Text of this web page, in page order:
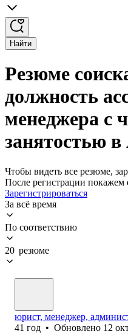
Найти
Резюме
должность
менеджера с
занятостью
Чтобы видеть все резюме,
После регистрации
Зарегистрироваться
За всё время
По соответствию
20 резюме
юрист, менеджер,
41 год • Обновлено 12